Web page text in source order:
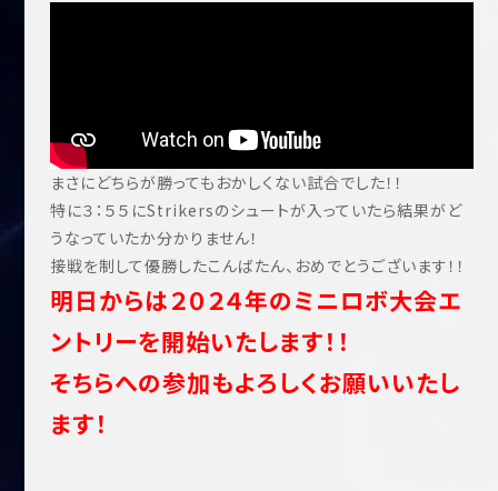
まさにどちらが勝ってもおかしくない試合でした！！
特に３：５５にStrikersのシュートが入っていたら結果がど
うなっていたか分かりません！
接戦を制して優勝したこんばたん、おめでとうございます！！
明日からは２０２４年のミニロボ大会エ
ントリーを開始いたします！！
そちらへの参加もよろしくお願いいたし
ます！